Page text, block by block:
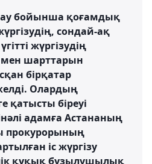
бойынша қоғамдық
сондай-ақ
жүргізудің
мен шарттарын
бірқатар
Олардың
қатысты біреуі
адамға Астананың
прокурорының
іс жүргізу
құқық бұзылушылық